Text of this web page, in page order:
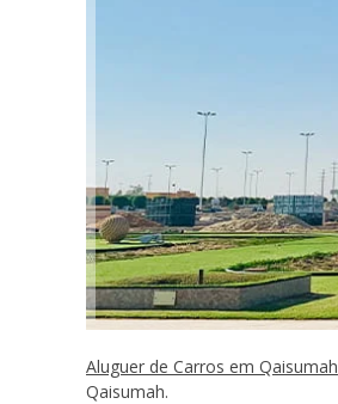
Aluguer de Carros em Qaisumah
Qaisumah.